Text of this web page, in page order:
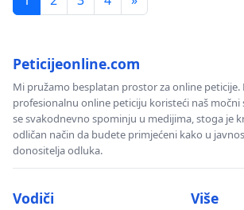
Peticijeonline.com
Mi pružamo besplatan prostor za online peticije.
profesionalnu online peticiju koristeći naš močni
se svakodnevno spominju u medijima, stoga je
odličan način da budete primjećeni kako u
donositelja odluka.
Vodiči Više